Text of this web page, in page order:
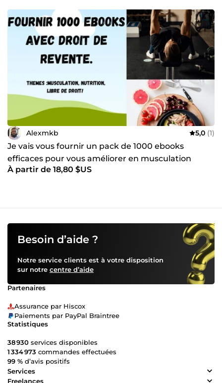
Alexmkb 5,0 (1)
Je vais vous fournir un pack de 1000 ebooks
efficaces pour vous améliorer en musculation
À partir de 18,80 $US
Besoin d’aide ?
Notre service clients est à votre disposition
sur notre centre d’aide
Partenaires
Assurance par Hiscox
Paiements par PayPal Braintree
Statistiques
38 930 services disponibles
1 334 973 commandes effectuées
99 % d’avis positifs
Services
Freelances